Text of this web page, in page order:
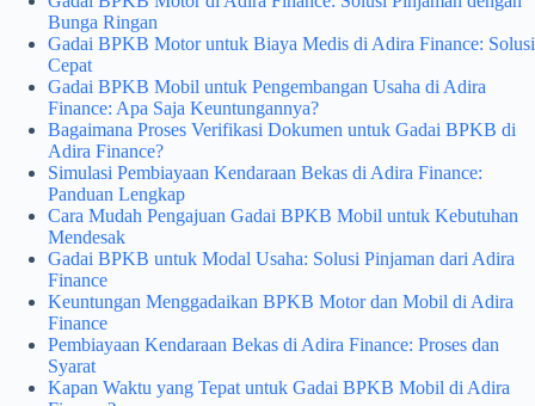
Bunga Ringan
Gadai BPKB Motor untuk Biaya Medis di Adira Finance: Solusi
Cepat
Gadai BPKB Mobil untuk Pengembangan Usaha di Adira
Finance: Apa Saja Keuntungannya?
Bagaimana Proses Verifikasi Dokumen untuk Gadai BPKB di
Adira Finance?
Simulasi Pembiayaan Kendaraan Bekas di Adira Finance:
Panduan Lengkap
Cara Mudah Pengajuan Gadai BPKB Mobil untuk Kebutuhan
Mendesak
Gadai BPKB untuk Modal Usaha: Solusi Pinjaman dari Adira
Finance
Keuntungan Menggadaikan BPKB Motor dan Mobil di Adira
Finance
Pembiayaan Kendaraan Bekas di Adira Finance: Proses dan
Syarat
Kapan Waktu yang Tepat untuk Gadai BPKB Mobil di Adira